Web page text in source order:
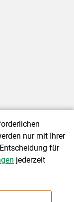
|Barrierefreiheit|
nur mit Ihrer
für
jederzeit